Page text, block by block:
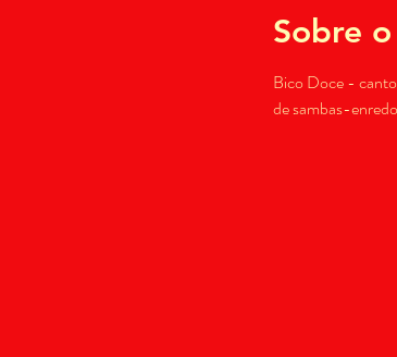
Sobre
Bico Doce -
de sambas-